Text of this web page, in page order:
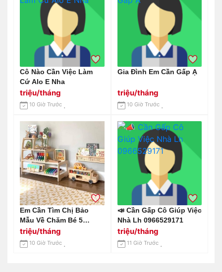
Cô Nào Cần Việc Làm
Cứ Alo E Nha
triệu/tháng
10 Giờ Trước
Gia Đình Em Cần Gấp Ạ
triệu/tháng
10 Giờ Trước
Em Cần Tìm Chị Bảo
Mẫu Về Chăm Bé 5
Tháng Ở Đường Nguyễn
Văn Chiêu , Gò Vấp
triệu/tháng
10 Giờ Trước
📣 Cần Gấp Cô Giúp Việc
Nhà Lh 0966529171
triệu/tháng
11 Giờ Trước